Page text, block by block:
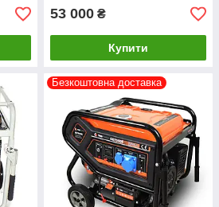
53 000 ₴
Купити
Безкоштовна доставка